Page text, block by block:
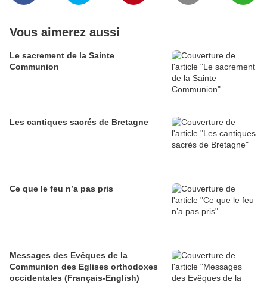
Vous aimerez aussi
Le sacrement de la Sainte
Communion
Les cantiques sacrés de Bretagne
Ce que le feu n’a pas pris
Messages des Evêques de la
Communion des Eglises orthodoxes
occidentales (Français-English)